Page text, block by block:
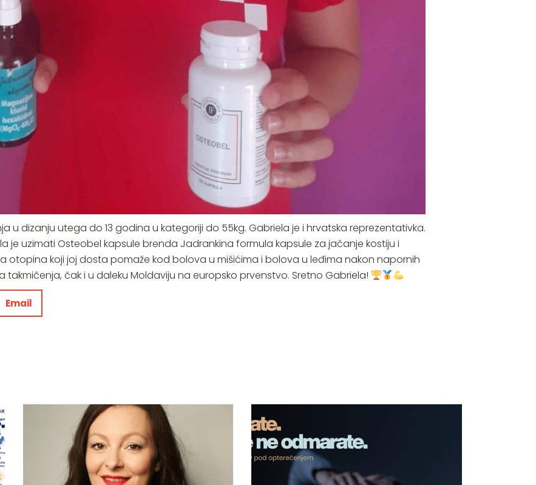
u dizanju utega do 13 godina u kategoriji do 55kg. Gabriela je i hrvatska reprezentativka.
je uzimati Osteobel kapsule brenda Jadrankina formula kapsule za jačanje kostiju i
otopina koji joj dosta pomaže kod bolova u mišićima i bolova u leđima nakon napornih
čak i u daleku Moldaviju na europsko prvenstvo. Sretno Gabriela!
Email